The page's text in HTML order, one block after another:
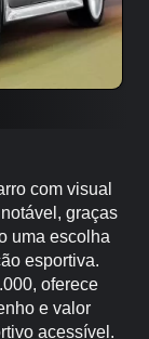
com visual
graças
uma escolha
esportiva.
oferece
e valor
acessível.